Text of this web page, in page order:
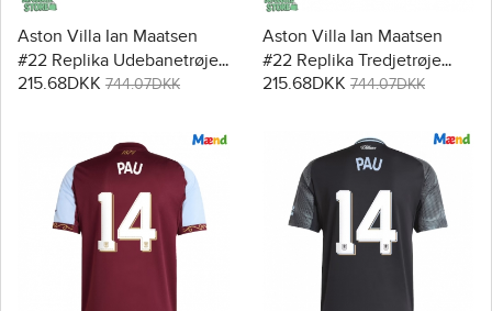
Aston Villa Ian Maatsen
#22 Replika Udebanetrøje
2025-26 Kortærmet
215.68DKK 744.07DKK
Aston Villa Ian Maatsen
#22 Replika Tredjetrøje
2025-26 Kortærmet
215.68DKK 744.07DKK